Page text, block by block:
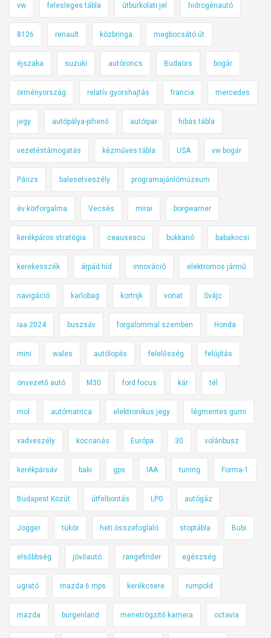
vw felesleges tábla útburkolati jel hidrogénautó
8126 renault közbringa megbocsátó út
éjszaka suzuki autóroncs Budaörs bogár
örményország relatív gyorshajtás francia mercedes
jegy autópálya-pihenő autóipar hibás tábla
vezetéstámogatás kézműves tábla USA vw bogár
Párizs balesetveszély programajánlómúzeum
év körforgalma Vecsés mirai borgwarner
kerékpáros stratégia ceausescu bukkanó babakocsi
kerekesszék árpád híd innováció elektromos jármű
navigáció karlobag kortrijk vonat Svájc
iaa 2024 buszsáv forgalommal szemben Honda
mini wales autólopás felelősség felújítás
önvezető autó M30 ford focus kár tél
mol autómatrica elektronikus jegy légmentes gumi
vadveszély koccanás Európa 30 volánbusz
kerékpársáv baki gps IAA tuning Forma-1
Budapest Közút útfelbontás LPG autógáz
Jogger tükör heti összefoglaló stoptábla Bubi
elsőbbség jövőautó rangefinder egészség
ugrató mazda 6 mps kerékcsere rumpold
mazda burgenland menetrögzítő kamera octavia